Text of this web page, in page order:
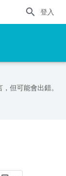
登入
但可能會出錯。